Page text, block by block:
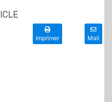
Imprimer Mail